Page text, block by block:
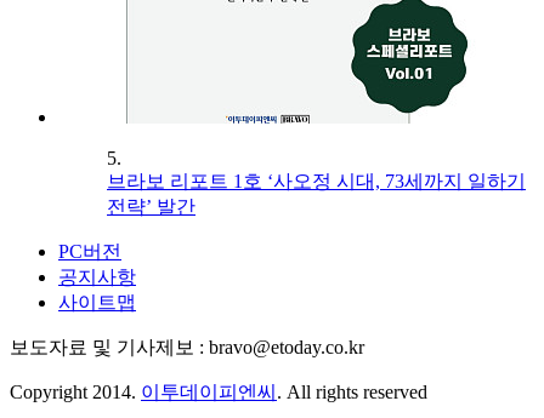
5.
브라보 리포트 1호 ‘사오정 시대, 73세까지 일하기
전략’ 발간
PC버전
공지사항
사이트맵
보도자료 및 기사제보 : bravo@etoday.co.kr
Copyright 2014. 이투데이피엔씨 . All rights reserved